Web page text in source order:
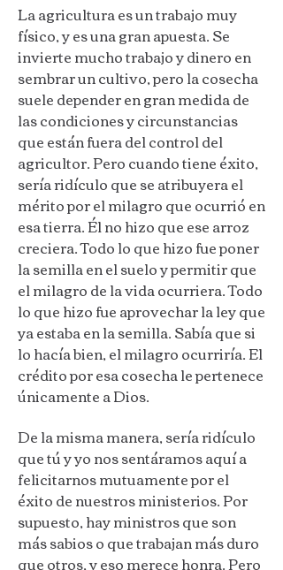
La agricultura es un trabajo muy
físico, y es una gran apuesta. Se
invierte mucho trabajo y dinero en
sembrar un cultivo, pero la cosecha
suele depender en gran medida de
las condiciones y circunstancias
que están fuera del control del
agricultor. Pero cuando tiene éxito,
sería ridículo que se atribuyera el
mérito por el milagro que ocurrió en
esa tierra.Él no hizo que ese arroz
creciera. Todo lo que hizo fue poner
la semilla en el suelo y permitir que
el milagro de la vida ocurriera. Todo
lo que hizo fue aprovechar la ley que
ya estaba en la semilla. Sabía que si
lo hacía bien, el milagro ocurriría. El
crédito por esa cosecha le pertenece
únicamente a Dios.
De la misma manera, sería ridículo
que tú y yo nos sentáramos aquí a
felicitarnos mutuamente por el
éxito de nuestros ministerios. Por
supuesto, hay ministros que son
más sabios o que trabajan más duro
que otros, y eso merece honra. Pero